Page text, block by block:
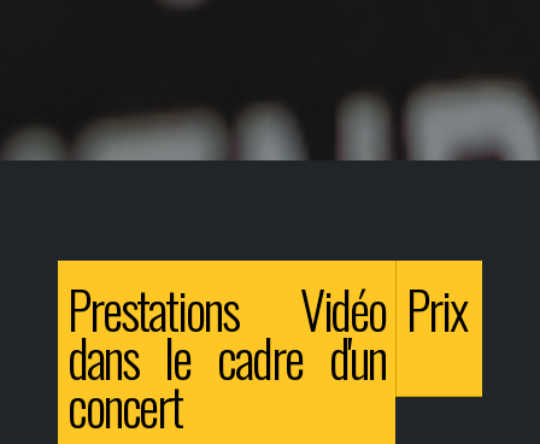
Prestations Vidéo
dans le cadre d'un
concert
Prix